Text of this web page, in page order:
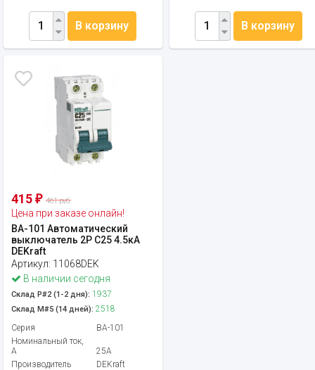
В корзину В корзину
415 ₽ 461 руб.
Цена при заказе онлайн!
ВА-101 Автоматический
выключатель 2P C25 4.5кА
DEKraft
Артикул: 11068DEK
В наличии сегодня
Склад Р#2 (1-2 дня): 1937
Склад М#5 (14 дней): 2518
Серия
ВА-101
Номинальный ток,
А
25А
Производитель
DEKraft